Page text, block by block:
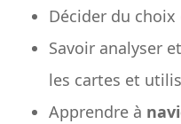
Décider du
Savoir analyser
les cartes et
Apprendre à